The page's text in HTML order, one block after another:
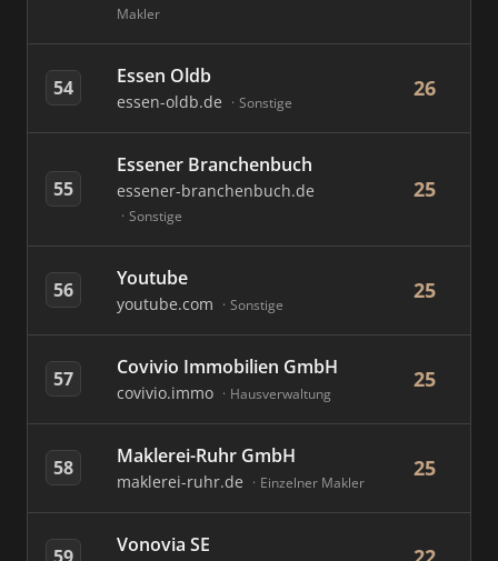
Makler
54 Essen Oldb
essen-oldb.de Sonstige
26
55
Essener Branchenbuch
essener-branchenbuch.de
Sonstige
25
56 Youtube
youtube.com Sonstige
25
57 Covivio Immobilien GmbH
covivio.immo Hausverwaltung
25
58 Maklerei-Ruhr GmbH
maklerei-ruhr.de Einzelner Makler
25
59 Vonovia SE